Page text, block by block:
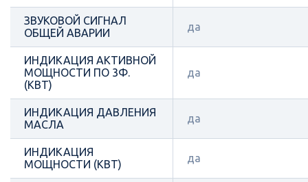
ЗВУКОВОЙ СИГНАЛ
ОБЩЕЙ АВАРИИ
да
ИНДИКАЦИЯ АКТИВНОЙ
МОЩНОСТИ ПО 3Ф.
(КВТ)
да
ИНДИКАЦИЯ ДАВЛЕНИЯ
МАСЛА
да
ИНДИКАЦИЯ
МОЩНОСТИ (КВТ)
да